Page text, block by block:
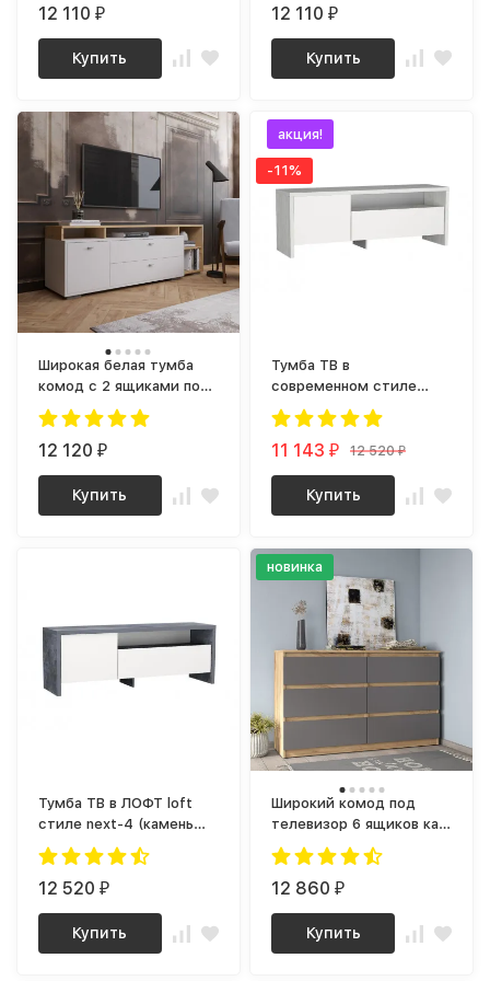
12 110₽
Купить
12 110₽
Купить
Широкая белая тумба
комод с 2 ящиками под
телевизор в гостиную
К202 (МП) МС ланс
12 120₽
Купить
акция!
-11%
Тумба ТВ в
современном стиле
next-4 (винтерберг /
белый)
11 143₽ 12 520₽
Купить
Тумба ТВ в ЛОФТ loft
стиле next-4 (камень
темный / белый)
12 520₽
Купить
новинка
Широкий комод под
телевизор 6 ящиков как
лофт LOFT wood studio
К-17 СИТИ ЛДСП графит
/ дуб крафт золотой
12 860₽
Купить